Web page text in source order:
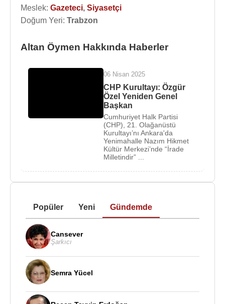
Meslek: Gazeteci, Siyasetçi
Doğum Yeri: Trabzon
Altan Öymen Hakkında Haberler
06 Nisan 2025
CHP Kurultayı: Özgür
Özel Yeniden Genel
Başkan
Cumhuriyet Halk Partisi
(CHP), 21. Olağanüstü
Kurultayı’nı Ankara'da
Yenimahalle Nazım Hikmet
Kültür Merkezi’nde “İrade
Milletindir” ...
Popüler Yeni Gündemde
Cansever
Şarkıcı
Semra Yücel